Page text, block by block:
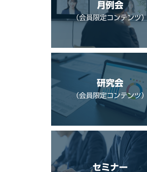
月例会
（会員限定コンテンツ）
研究会
（会員限定コンテンツ）
セミナー